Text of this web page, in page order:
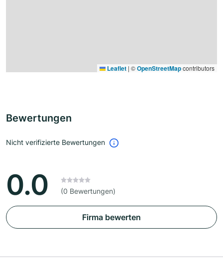
Leaflet | ©OpenStreetMapcontributors
Bewertungen
Nicht verifizierte Bewertungen
0.0 (0 Bewertungen)
Firma bewerten